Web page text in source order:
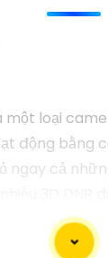
một loại
động bằng
ngay cả
cho hình
không bị ảnh